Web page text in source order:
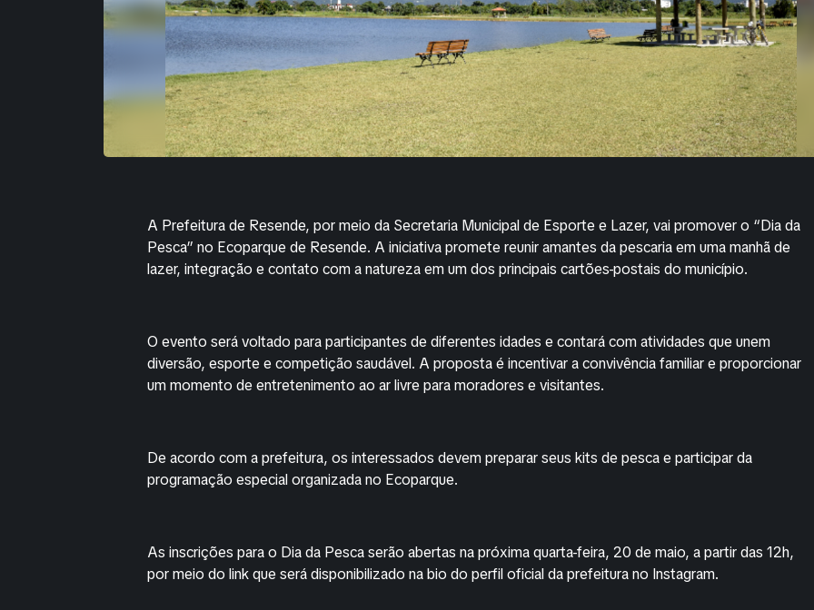
A Prefeitura de Resende, por meio da Secretaria Municipal de Esporte e Lazer, vai promover o “Dia da
Pesca” no Ecoparque de Resende. A iniciativa promete reunir amantes da pescaria em uma manhã de
lazer, integração e contato com a natureza em um dos principais cartões-postais do município.
O evento será voltado para participantes de diferentes idades e contará com atividades que unem
diversão, esporte e competição saudável. A proposta é incentivar a convivência familiar e proporcionar
um momento de entretenimento ao ar livre para moradores e visitantes.
De acordo com a prefeitura, os interessados devem preparar seus kits de pesca e participar da
programação especial organizada no Ecoparque.
As inscrições para o Dia da Pesca serão abertas na próxima quarta-feira, 20 de maio, a partir das 12h,
por meio do link que será disponibilizado na bio do perfil oficial da prefeitura no Instagram.